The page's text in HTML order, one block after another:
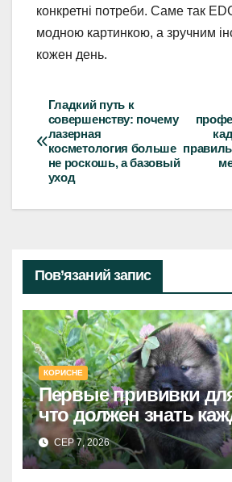
конкретні потреби. Саме так
модною картинкою, а зручним
кожен день.
Навігація
записів
Гладкий путь к
совершенству: почему
лазерная
косметология больше
не роскошь, а базовый
уход
Пов’язаний запис
КОРИСНЕ
Первые прививки
что должен знать
хозяин
СЕР 7, 2026